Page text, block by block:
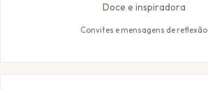
Doce e inspiradora
Convites e mensagens de reflexão